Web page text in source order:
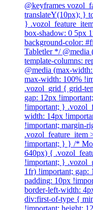
@keyframes
translateY(10px); }
}
box-shadow: 0 5px
background-color:
Tabletler */
template-columns:
@media (max-
max-width: 100%
.vozol_grid { grid-
gap: 12px
!important; }
width: 14px
!important; margin-
.vozol_feature_item
!important; } } /*
640px) {
!important; }
1fr) !important; gap:
padding: 10px
border-left-width:
div:first-of-type {
!important; height: